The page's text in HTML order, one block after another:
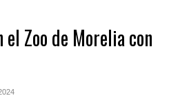
Zoo de Morelia con